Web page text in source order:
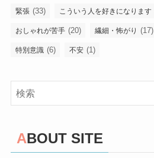
緊張 (33) こういう人を好きになります
おしゃれが苦手 (20) 繊細・怖がり (17)
特別意識 (6) 不安 (1)
ABOUT SITE